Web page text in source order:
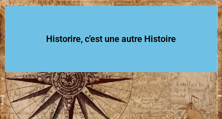
Historire, c'est une autre Histoire